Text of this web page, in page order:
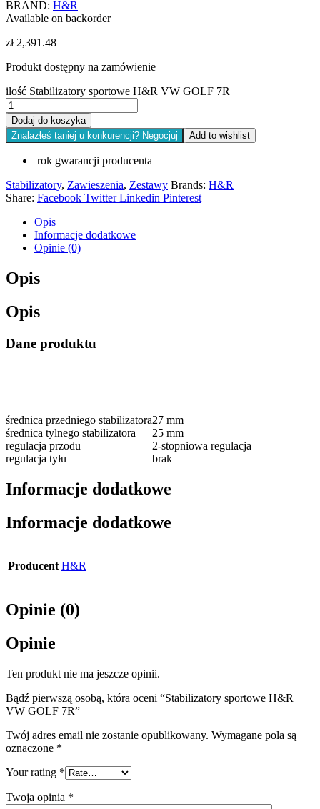
BRAND: H&R
Available on backorder
zł2,391.48
Produkt dostępny na zamówienie
ilość Stabilizatory sportowe H&R VW GOLF 7R
Dodaj do koszyka
Znalazłeś taniej u konkurencji? Negocjuj
Add to wishlist
rok gwarancji producenta
Stabilizatory, Zawieszenia, Zestawy Brands: H&R
Share: Facebook Twitter Linkedin Pinterest
Opis
Informacje dodatkowe
Opinie (0)
Opis
Opis
Dane produktu
średnica przedniego stabilizatora27 mm
średnica tylnego stabilizatora
25 mm
regulacja przodu
2-stopniowa regulacja
regulacja tyłu
brak
Informacje dodatkowe
Informacje dodatkowe
Producent H&R
Opinie (0)
Opinie
Ten produkt nie ma jeszcze opinii.
Bądź pierwszą osobą, która oceni “Stabilizatory sportowe H&R
VW GOLF 7R”
Twój adres email nie zostanie opublikowany. Wymagane pola są
oznaczone *
Your rating *
Twoja opinia *